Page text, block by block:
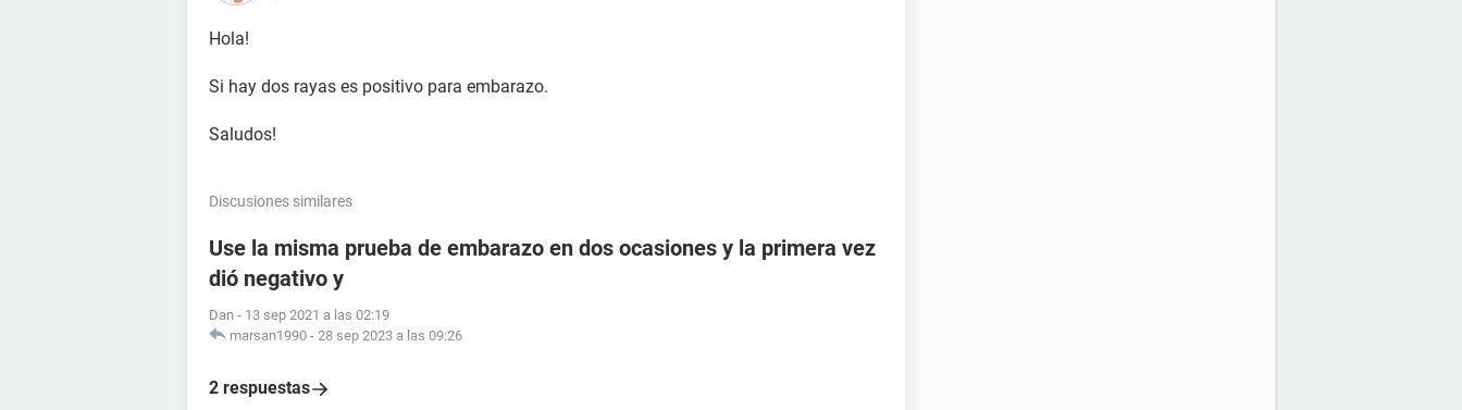
Hola!
Si hay dos rayas es positivo para embarazo.
Saludos!
Discusiones similares
Use la misma prueba de embarazo en dos ocasiones y la primera vez
dió negativo y
Dan - 13 sep 2021 a las 02:19
marsan1990 - 28 sep 2023 a las 09:26
2 respuestas